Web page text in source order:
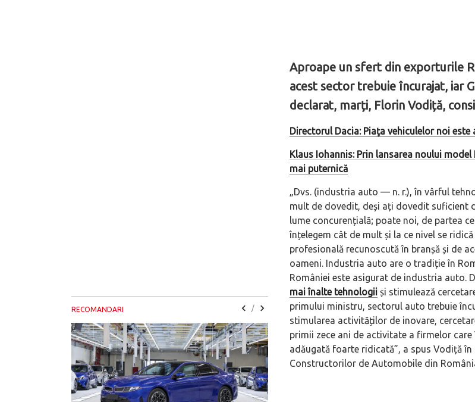
Aproape un sfert din exporturile
acest sector trebuie încurajat, iar
declarat, marți, Florin Vodiță,
Directorul Dacia: Piaţa vehiculelor noi
Klaus Iohannis: Prin lansarea noului
mai puternică
„Dvs. (industria auto — n. r.), în vârful
mult de dovedit, deși ați dovedit suficient
lume concurențială; poate noi, de partea
înțelegem cât de mult și la ce nivel se
profesională recunoscută în branșă și de
oameni. Industria auto are o tradiție în
României este asigurat de industria auto.
mai înalte tehnologiiși stimulează
primului ministru, sectorul auto trebuie
stimularea activităților de inovare,
primii zece ani de activitate a firmelor
adăugată foarte ridicată”, a spus Vodiță
Constructorilor de Automobile din
RECOMANDARI /